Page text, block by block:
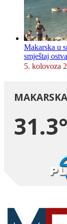
Makarska u
smještaj
5. kolovoza